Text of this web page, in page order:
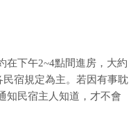
在下午2~4點間進房，大約
宿規定為主。若因有事耽
知民宿主人知道，才不會